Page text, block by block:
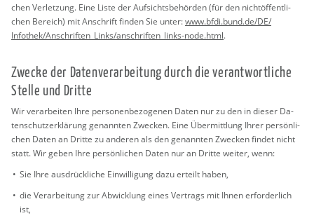
chen Ver­let­zung. Eine Liste der Auf­sichts­be­hör­den (für den nicht­öf­fent­li­
chen Be­reich) mit An­schrift fin­den Sie unter:www.​bfdi.​bund.​de/​DE/​
Infothek/​Anschriften_​Links/​anschriften_​links-​node.​html.
Zwe­cke der Da­ten­ver­ar­bei­tung durch die ver­ant­wort­li­che
Stel­le und Drit­te
Wir ver­ar­bei­ten Ihre per­so­nen­be­zo­ge­nen Daten nur zu den in die­ser Da­
ten­schut­z­er­klä­rung ge­nann­ten Zwe­cken. Eine Über­mitt­lung Ihrer per­sön­li­
chen Daten an Drit­te zu an­de­ren als den ge­nann­ten Zwe­cken fin­det nicht
statt. Wir geben Ihre per­sön­li­chen Daten nur an Drit­te wei­ter, wenn:
Sie Ihre aus­drück­li­che Ein­wil­li­gung dazu er­teilt haben,
die Ver­ar­bei­tung zur Ab­wick­lung eines Ver­trags mit Ihnen er­for­der­lich
ist,